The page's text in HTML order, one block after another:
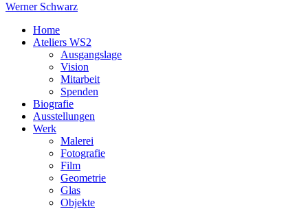
Werner Schwarz
Home
Ateliers WS2
Ausgangslage
Vision
Mitarbeit
Spenden
Biografie
Ausstellungen
Werk
Malerei
Fotografie
Film
Geometrie
Glas
Objekte